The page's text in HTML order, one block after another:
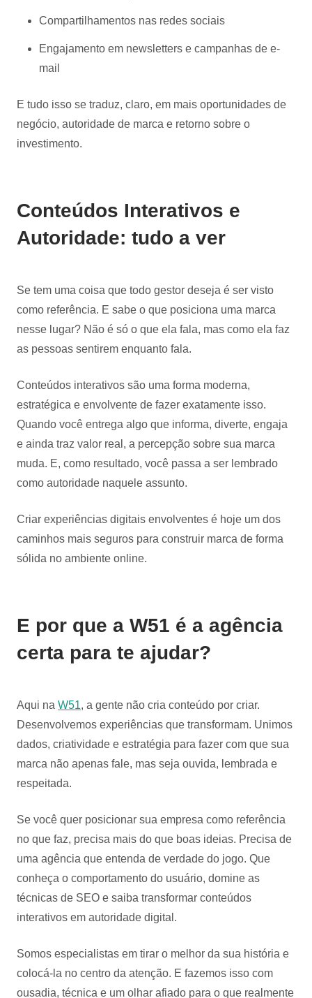
Compartilhamentos nas redes sociais
Engajamento em newsletters e campanhas de e-
mail
E tudo isso se traduz, claro, em mais oportunidades de
negócio, autoridade de marca e retorno sobre o
investimento.
Conteúdos Interativos e
Autoridade: tudo a ver
Se tem uma coisa que todo gestor deseja é ser visto
como referência. E sabe o que posiciona uma marca
nesse lugar? Não é só o que ela fala, mas como ela faz
as pessoas sentirem enquanto fala.
Conteúdos interativos são uma forma moderna,
estratégica e envolvente de fazer exatamente isso.
Quando você entrega algo que informa, diverte, engaja
e ainda traz valor real, a percepção sobre sua marca
muda. E, como resultado, você passa a ser lembrado
como autoridade naquele assunto.
Criar experiências digitais envolventes é hoje um dos
caminhos mais seguros para construir marca de forma
sólida no ambiente online.
E por que a W51 é a agência
certa para te ajudar?
Aqui na W51, a gente não cria conteúdo por criar.
Desenvolvemos experiências que transformam. Unimos
dados, criatividade e estratégia para fazer com que sua
marca não apenas fale, mas seja ouvida, lembrada e
respeitada.
Se você quer posicionar sua empresa como referência
no que faz, precisa mais do que boas ideias. Precisa de
uma agência que entenda de verdade do jogo. Que
conheça o comportamento do usuário, domine as
técnicas de SEO e saiba transformar conteúdos
interativos em autoridade digital.
Somos especialistas em tirar o melhor da sua história e
colocá-la no centro da atenção. E fazemos isso com
ousadia, técnica e um olhar afiado para o que realmente